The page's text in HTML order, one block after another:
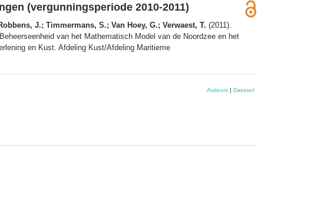
(vergunningsperiode 2010-2011)
J.; Timmermans, S.; Van Hoey, G.; Verwaest, T. (2011).
van het Mathematisch Model van de Noordzee en het
en Kust. Afdeling Kust/Afdeling Maritieme
Auteurs | Dataset